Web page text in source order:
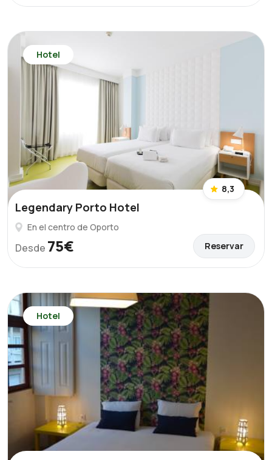
Hotel
8,3
Legendary Porto Hotel
En el centro de Oporto
Desde 75€ Reservar
Hotel